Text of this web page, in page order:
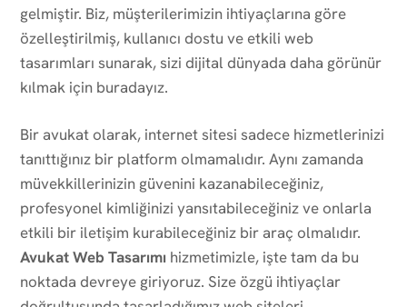
gelmiştir. Biz, müşterilerimizin ihtiyaçlarına göre
özelleştirilmiş, kullanıcı dostu ve etkili web
tasarımları sunarak, sizi dijital dünyada daha görünür
kılmak için buradayız.
Bir avukat olarak, internet sitesi sadece hizmetlerinizi
tanıttığınız bir platform olmamalıdır. Aynı zamanda
müvekkillerinizin güvenini kazanabileceğiniz,
profesyonel kimliğinizi yansıtabileceğiniz ve onlarla
etkili bir iletişim kurabileceğiniz bir araç olmalıdır.
Avukat Web Tasarımı hizmetimizle, işte tam da bu
noktada devreye giriyoruz. Size özgü ihtiyaçlar